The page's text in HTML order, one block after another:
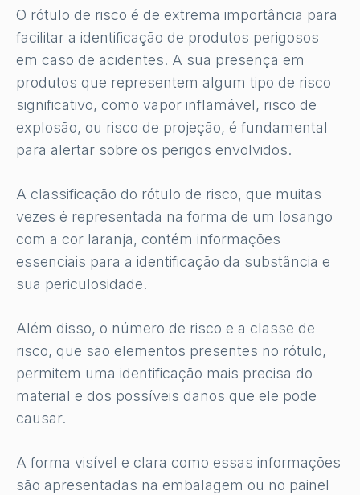
O rótulo de risco é de extrema importância para
facilitar a identificação de produtos perigosos
em caso de acidentes. A sua presença em
produtos que representem algum tipo de risco
significativo, como vapor inflamável, risco de
explosão, ou risco de projeção, é fundamental
para alertar sobre os perigos envolvidos.
A classificação do rótulo de risco, que muitas
vezes é representada na forma de um losango
com a cor laranja, contém informações
essenciais para a identificação da substância e
sua periculosidade.
Além disso, o número de risco e a classe de
risco, que são elementos presentes no rótulo,
permitem uma identificação mais precisa do
material e dos possíveis danos que ele pode
causar.
A forma visível e clara como essas informações
são apresentadas na embalagem ou no painel